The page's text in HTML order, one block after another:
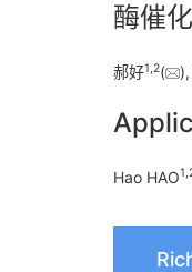
酶催
郝好1 2(
Hao HAO1,